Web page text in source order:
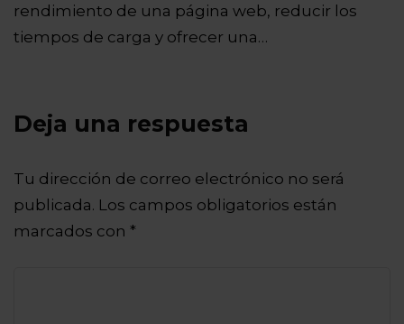
rendimiento de una página web, reducir los
tiempos de carga y ofrecer una…
Deja una respuesta
Tu dirección de correo electrónico no será
publicada. Los campos obligatorios están
marcados con *